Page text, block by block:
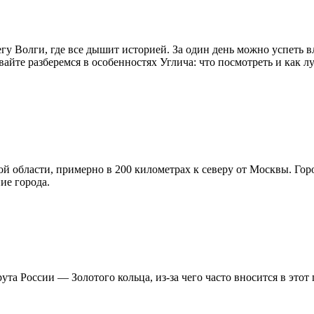
Волги, где все дышит историей. За один день можно успеть
разберемся в особенностях Углича: что посмотреть и как
примерно в 200 километрах к северу от Москвы.
города.
России — Золотого кольца, из-за чего часто вносится в